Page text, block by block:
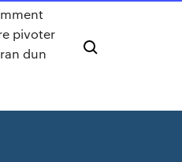
pivoter
dun